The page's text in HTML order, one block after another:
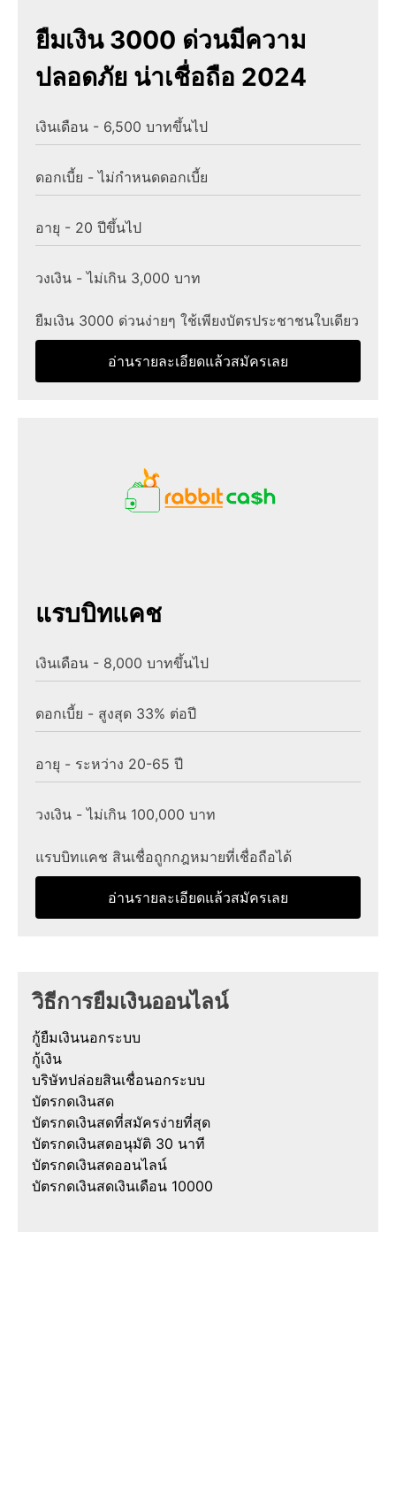
ยืมเงิน 3000 ด่วนมีความ
ปลอดภัย น่าเชื่อถือ 2024
เงินเดือน - 6,500 บาทขึ้นไป
ดอกเบี้ย - ไม่กำหนดดอกเบี้ย
อายุ - 20 ปีขึ้นไป
วงเงิน - ไม่เกิน 3,000 บาท
ยืมเงิน 3000 ด่วนง่ายๆ ใช้เพียงบัตรประชาชนใบเดียว
อ่านรายละเอียดแล้วสมัครเลย
แรบบิทแคช
เงินเดือน - 8,000 บาทขึ้นไป
ดอกเบี้ย - สูงสุด 33% ต่อปี
อายุ - ระหว่าง 20-65 ปี
วงเงิน - ไม่เกิน 100,000 บาท
แรบบิทแคช สินเชื่อถูกกฎหมายที่เชื่อถือได้
อ่านรายละเอียดแล้วสมัครเลย
วิธีการยืมเงินออนไลน์
กู้ยืมเงินนอกระบบ
กู้เงิน
บริษัทปล่อยสินเชื่อนอกระบบ
บัตรกดเงินสด
บัตรกดเงินสดที่สมัครง่ายที่สุด
บัตรกดเงินสดอนุมัติ 30 นาที
บัตรกดเงินสดออนไลน์
บัตรกดเงินสดเงินเดือน 10000